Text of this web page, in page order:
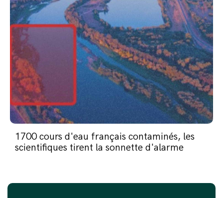
1700 cours d'eau français contaminés, les
scientifiques tirent la sonnette d'alarme